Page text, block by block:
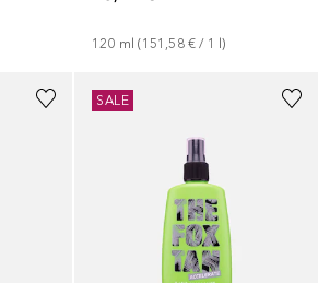
120 ml (151,58 € / 1 l)
SALE